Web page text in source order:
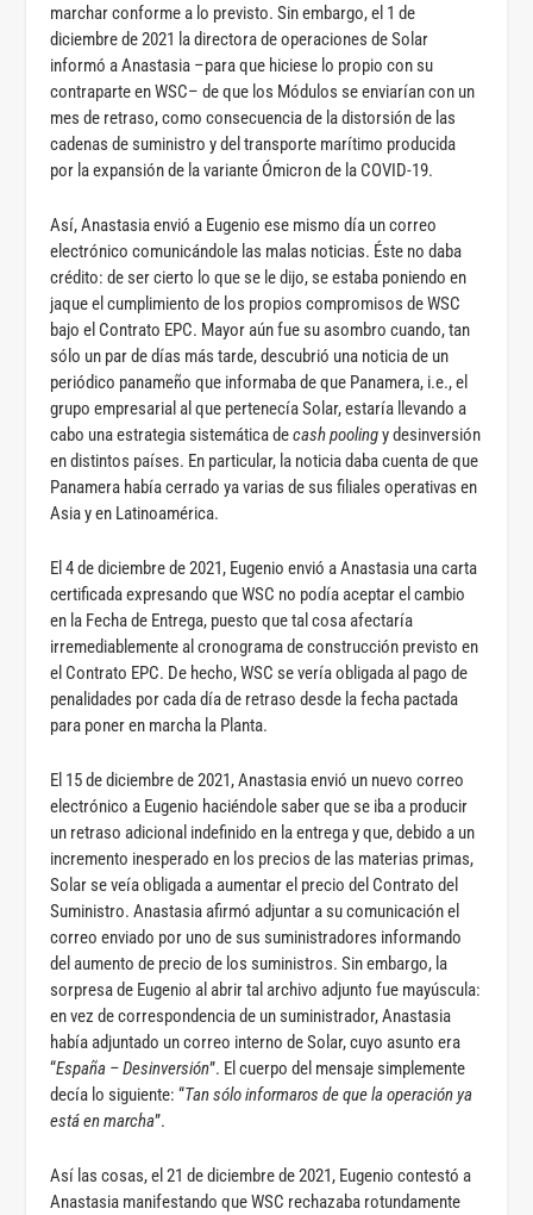
marchar conforme a lo previsto. Sin embargo, el 1 de
diciembre de 2021 la directora de operaciones de Solar
informó a Anastasia –para que hiciese lo propio con su
contraparte en WSC– de que los Módulos se enviarían con un
mes de retraso, como consecuencia de la distorsión de las
cadenas de suministro y del transporte marítimo producida
por la expansión de la variante Ómicron de la COVID-19.
Así, Anastasia envió a Eugenio ese mismo día un correo
electrónico comunicándole las malas noticias. Éste no daba
crédito: de ser cierto lo que se le dijo, se estaba poniendo en
jaque el cumplimiento de los propios compromisos de WSC
bajo el Contrato EPC. Mayor aún fue su asombro cuando, tan
sólo un par de días más tarde, descubrió una noticia de un
periódico panameño que informaba de que Panamera, i.e., el
grupo empresarial al que pertenecía Solar, estaría llevando a
cabo una estrategia sistemática decash poolingy desinversión
en distintos países. En particular, la noticia daba cuenta de que
Panamera había cerrado ya varias de sus filiales operativas en
Asia y en Latinoamérica.
El 4 de diciembre de 2021, Eugenio envió a Anastasia una carta
certificada expresando que WSC no podía aceptar el cambio
en la Fecha de Entrega, puesto que tal cosa afectaría
irremediablemente al cronograma de construcción previsto en
el Contrato EPC. De hecho, WSC se vería obligada al pago de
penalidades por cada día de retraso desde la fecha pactada
para poner en marcha la Planta.
El 15 de diciembre de 2021, Anastasia envió un nuevo correo
electrónico a Eugenio haciéndole saber que se iba a producir
un retraso adicional indefinido en la entrega y que, debido a un
incremento inesperado en los precios de las materias primas,
Solar se veía obligada a aumentar el precio del Contrato del
Suministro. Anastasia afirmó adjuntar a su comunicación el
correo enviado por uno de sus suministradores informando
del aumento de precio de los suministros. Sin embargo, la
sorpresa de Eugenio al abrir tal archivo adjunto fue mayúscula:
en vez de correspondencia de un suministrador, Anastasia
había adjuntado un correo interno de Solar, cuyo asunto era
“España – Desinversión”. El cuerpo del mensaje simplemente
decía lo siguiente: “Tan sólo informaros de que la operación ya
está en marcha”.
Así las cosas, el 21 de diciembre de 2021, Eugenio contestó a
Anastasia manifestando que WSC rechazaba rotundamente